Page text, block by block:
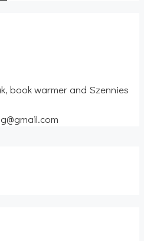
book warmer and Szennies